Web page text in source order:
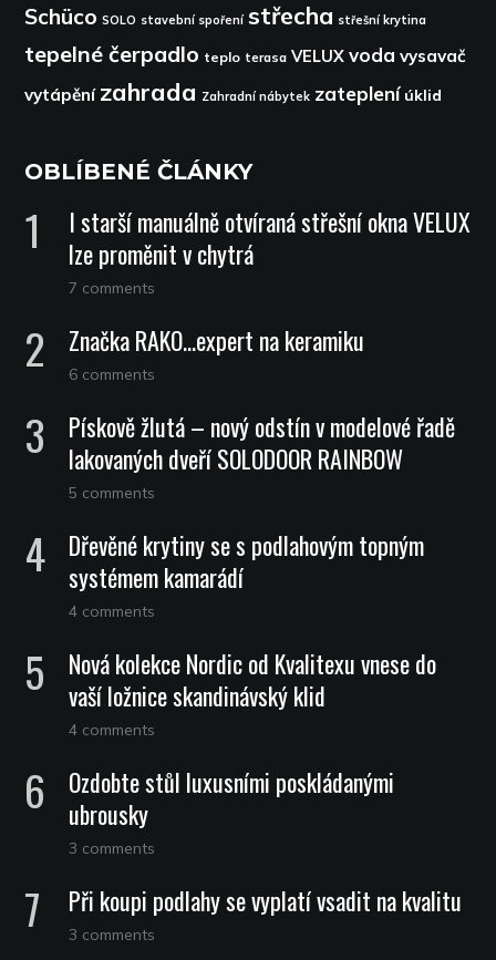
Schüco SOLO stavební spoření střecha střešní krytina
tepelné čerpadlo teplo terasa VELUX voda vysavač
vytápění zahrada Zahradní nábytek zateplení úklid
OBLÍBENÉ ČLÁNKY
I starší manuálně otvíraná střešní okna VELUX
lze proměnit v chytrá
7 comments
Značka RAKO…expert na keramiku
6 comments
Pískově žlutá – nový odstín v modelové řadě
lakovaných dveří SOLODOOR RAINBOW
5 comments
Dřevěné krytiny se s podlahovým topným
systémem kamarádí
4 comments
Nová kolekce Nordic od Kvalitexu vnese do
vaší ložnice skandinávský klid
4 comments
Ozdobte stůl luxusními poskládanými
ubrousky
3 comments
Při koupi podlahy se vyplatí vsadit na kvalitu
3 comments